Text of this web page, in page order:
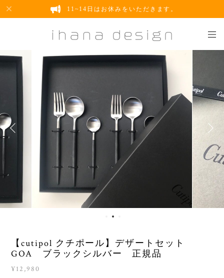
11~14日はお休みをいただきます。
【cutipol クチポール】デザートセット
GOA ブラックシルバー 正規品
¥12,980